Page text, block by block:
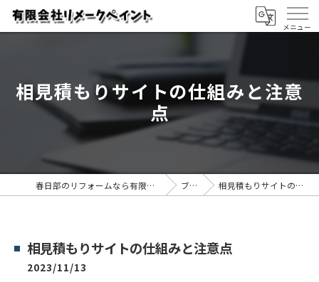
相見積もりサイトの仕組みと注意
点
春日部のリフォームなら有限会社リメークペイント ブログ 相見積もりサイトの仕組みと注意点
相見積もりサイトの仕組みと注意点
2023/11/13